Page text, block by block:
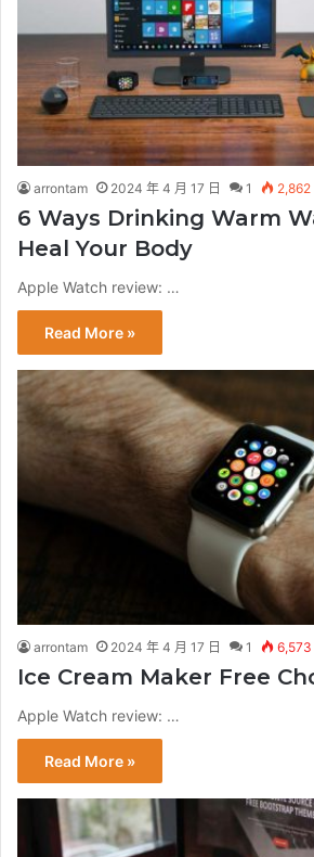
arrontam 2024 年 4 月 17 日 1 2,862
6 Ways Drinking Warm
Heal Your Body
Apple Watch review: …
Read More »
arrontam 2024 年 4 月 17 日 1 6,573
Ice Cream Maker Free
Apple Watch review: …
Read More »